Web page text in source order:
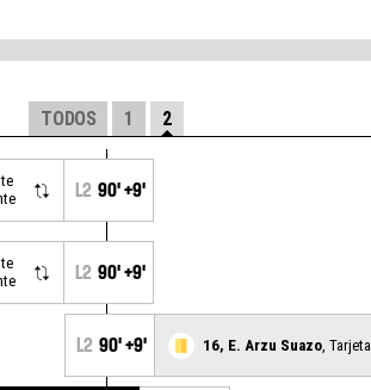
TODOS 1 2
L2 90' +9'
L2 90' +9'
L2 90' +9' 16, E. Arzu Suazo ,